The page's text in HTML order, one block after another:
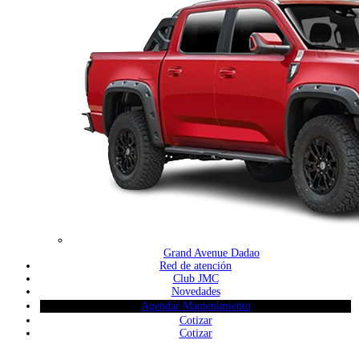
Grand Avenue Dadao
Red de atención
Club JMC
Novedades
Agendar Mantenimiento
Cotizar
Cotizar